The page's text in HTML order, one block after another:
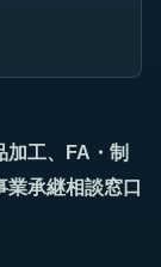
加工、FA・制
業承継相談窓口